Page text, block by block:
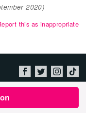
2020)
this as inappropriate